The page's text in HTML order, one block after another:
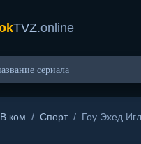
TVZ.online
/ Спорт/ Гоу Эхед Иглс — ФКСБ